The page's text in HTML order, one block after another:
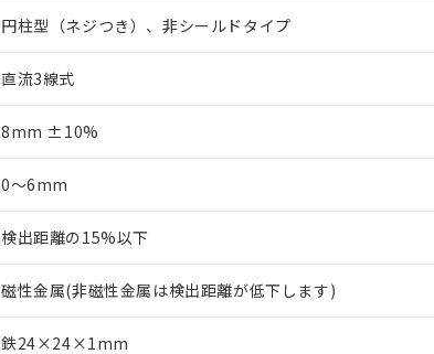
円柱型（ネジつき）、非シールドタイプ
直流3線式
8mm ±10%
0～6mm
検出距離の15%以下
磁性金属(非磁性金属は検出距離が低下します)
鉄24×24×1mm